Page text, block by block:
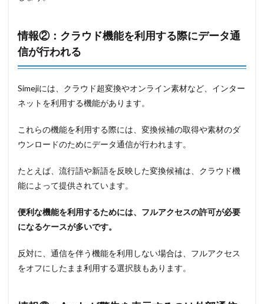
情報②：クラウド機能を利用する際にデータ通
信が行われる
Simejiには、クラウド超変換やオンライン素材など、インター
ネットを利用する機能があります。
これらの機能を利用する際には、変換候補の取得や素材のダ
ウンロードのためにデータ通信が行われます。
たとえば、流行語や新語を反映した変換候補は、クラウド機
能によって提供されています。
便利な機能を利用するためには、フルアクセスの許可が必要
になるケースが多いです。
反対に、通信を伴う機能を利用しない場合は、フルアクセス
をオフにしたまま利用する選択肢もあります。